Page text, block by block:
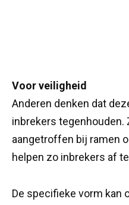
Voor veiligheid
Anderen denken dat
inbrekers tegenhouden.
aangetroffen bij ramen
helpen zo inbrekers af
De specifieke vorm kan